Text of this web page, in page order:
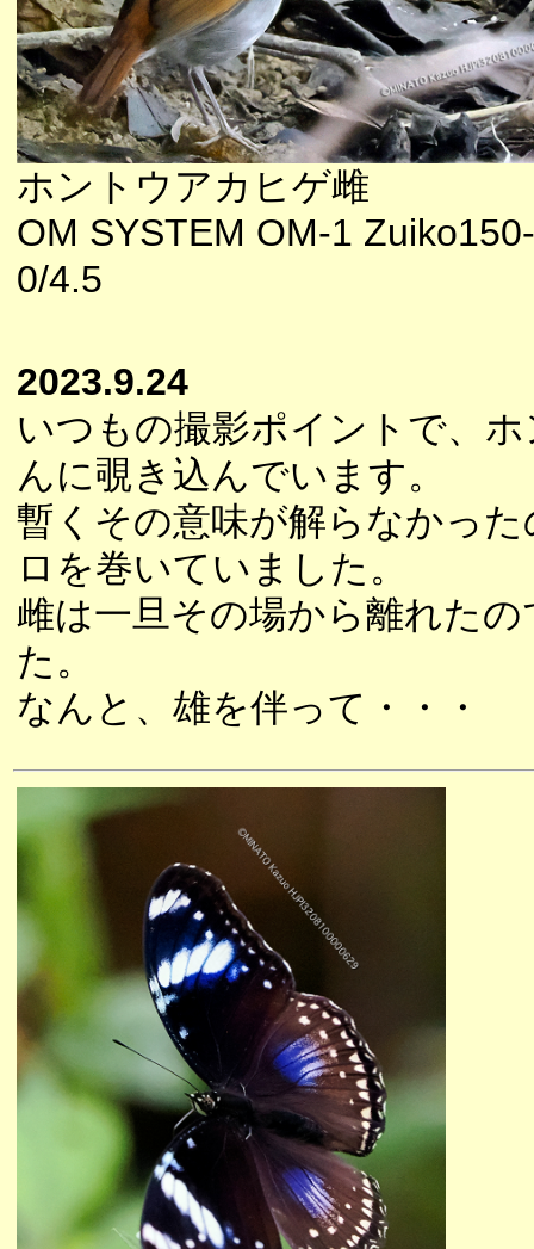
ホントウアカヒゲ雌
OM SYSTEM OM-1
0/4.5
2023.9.24
いつもの撮影ポイントで、
んに覗き込んでいます。
暫くその意味が解らなかっ
ロを巻いていました。
雌は一旦その場から離れた
た。
なんと、雄を伴って・・・